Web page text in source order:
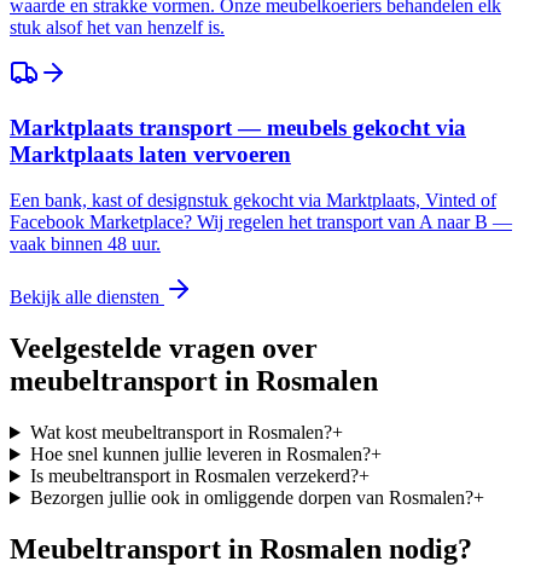
waarde en strakke vormen. Onze meubelkoeriers behandelen elk
stuk alsof het van henzelf is.
Marktplaats transport — meubels gekocht via
Marktplaats laten vervoeren
Een bank, kast of designstuk gekocht via Marktplaats, Vinted of
Facebook Marketplace? Wij regelen het transport van A naar B —
vaak binnen 48 uur.
Bekijk alle diensten
Veelgestelde vragen over
meubeltransport in Rosmalen
Wat kost meubeltransport in Rosmalen?+
Hoe snel kunnen jullie leveren in Rosmalen?+
Is meubeltransport in Rosmalen verzekerd?+
Bezorgen jullie ook in omliggende dorpen van Rosmalen?+
Meubeltransport in Rosmalen nodig?